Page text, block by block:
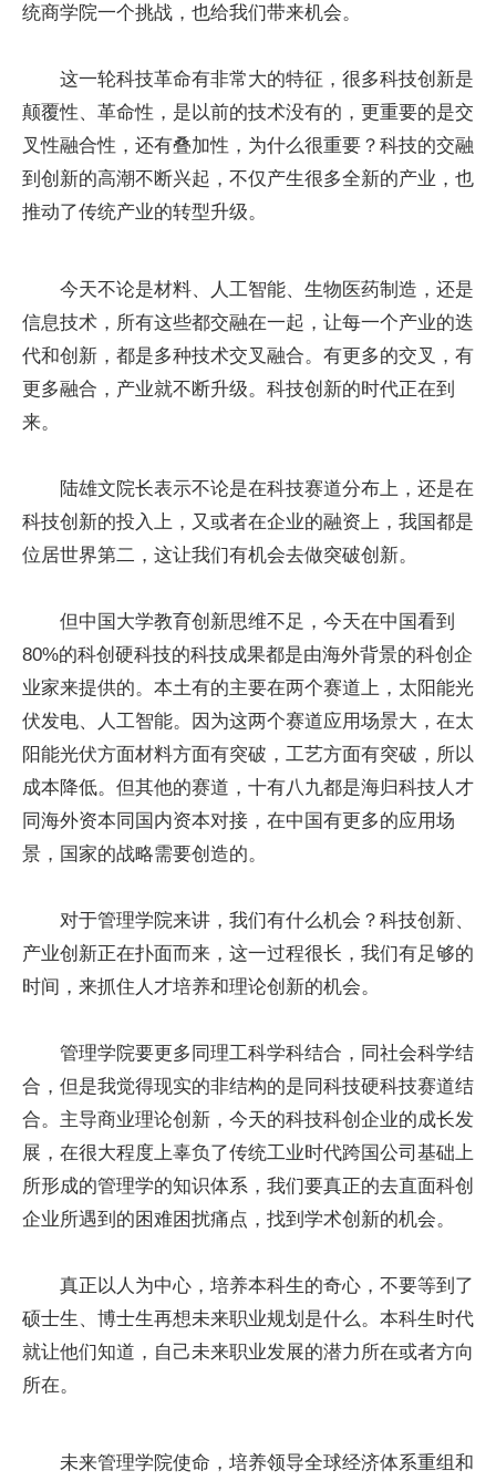
统商学院一个挑战，也给我们带来机会。
这一轮科技革命有非常大的特征，很多科技创新是
颠覆性、革命性，是以前的技术没有的，更重要的是交
叉性融合性，还有叠加性，为什么很重要？科技的交融
到创新的高潮不断兴起，不仅产生很多全新的产业，也
推动了传统产业的转型升级。
今天不论是材料、人工智能、生物医药制造，还是
信息技术，所有这些都交融在一起，让每一个产业的迭
代和创新，都是多种技术交叉融合。有更多的交叉，有
更多融合，产业就不断升级。科技创新的时代正在到
来。
陆雄文院长表示不论是在科技赛道分布上，还是在
科技创新的投入上，又或者在企业的融资上，我国都是
位居世界第二，这让我们有机会去做突破创新。
但中国大学教育创新思维不足，今天在中国看到
80%的科创硬科技的科技成果都是由海外背景的科创企
业家来提供的。本土有的主要在两个赛道上，太阳能光
伏发电、人工智能。因为这两个赛道应用场景大，在太
阳能光伏方面材料方面有突破，工艺方面有突破，所以
成本降低。但其他的赛道，十有八九都是海归科技人才
同海外资本同国内资本对接，在中国有更多的应用场
景，国家的战略需要创造的。
对于管理学院来讲，我们有什么机会？科技创新、
产业创新正在扑面而来，这一过程很长，我们有足够的
时间，来抓住人才培养和理论创新的机会。
管理学院要更多同理工科学科结合，同社会科学结
合，但是我觉得现实的非结构的是同科技硬科技赛道结
合。主导商业理论创新，今天的科技科创企业的成长发
展，在很大程度上辜负了传统工业时代跨国公司基础上
所形成的管理学的知识体系，我们要真正的去直面科创
企业所遇到的困难困扰痛点，找到学术创新的机会。
真正以人为中心，培养本科生的奇心，不要等到了
硕士生、博士生再想未来职业规划是什么。本科生时代
就让他们知道，自己未来职业发展的潜力所在或者方向
所在。
未来管理学院使命，培养领导全球经济体系重组和